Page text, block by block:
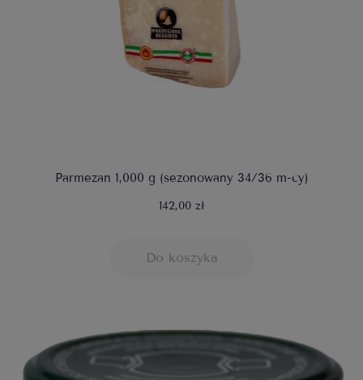
Parmezan 1,000 g (sezonowany 34/36 m-cy)
142,00 zł
Do koszyka